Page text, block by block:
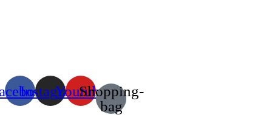
InstagramYoutube
Shopping-
bag